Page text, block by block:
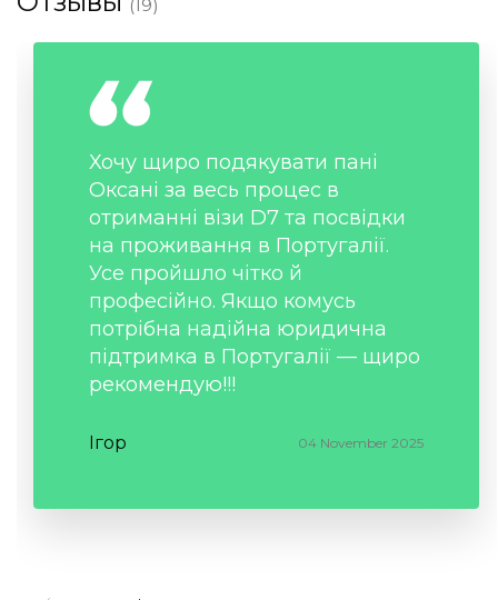
(19)
Хочу щиро подякувати пані
Оксані за весь процес в
отриманні візи D7 та посвідки
на проживання в Португалії.
Усе пройшло чітко й
професійно. Якщо комусь
потрібна надійна юридична
підтримка в Португалії — щиро
рекомендую!!!
Ігор 04 November 2025